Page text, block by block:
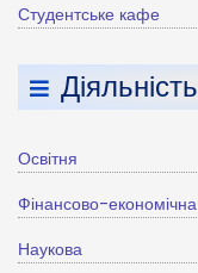
Студентське кафе
Діяльність
Освітня
Фінансово-економічна
Наукова